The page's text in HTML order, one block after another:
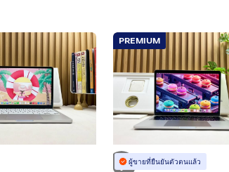
PREMIUM
ผู้ขายที่ยืนยันตัวตนแล้ว